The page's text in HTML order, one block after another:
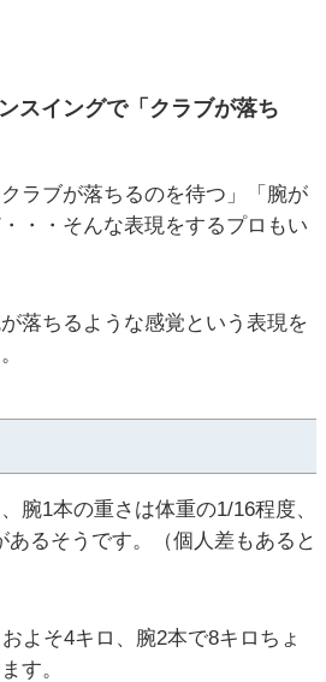
スイングで「クラブが落ち
ラブが落ちるのを待つ」「腕が
・・そんな表現をするプロもい
落ちるような感覚という表現を
腕1本の重さは体重の1/16程度、
るそうです。（個人差もあると
よそ4キロ、腕2本で8キロちょ
す。